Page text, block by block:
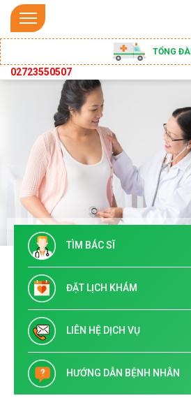
TỔNG ĐÀI
02723550507
TÌM BÁC SĨ
ĐẶT LỊCH KHÁM
LIÊN HỆ DỊCH VỤ
HƯỚNG DẪN BỆNH NHÂN